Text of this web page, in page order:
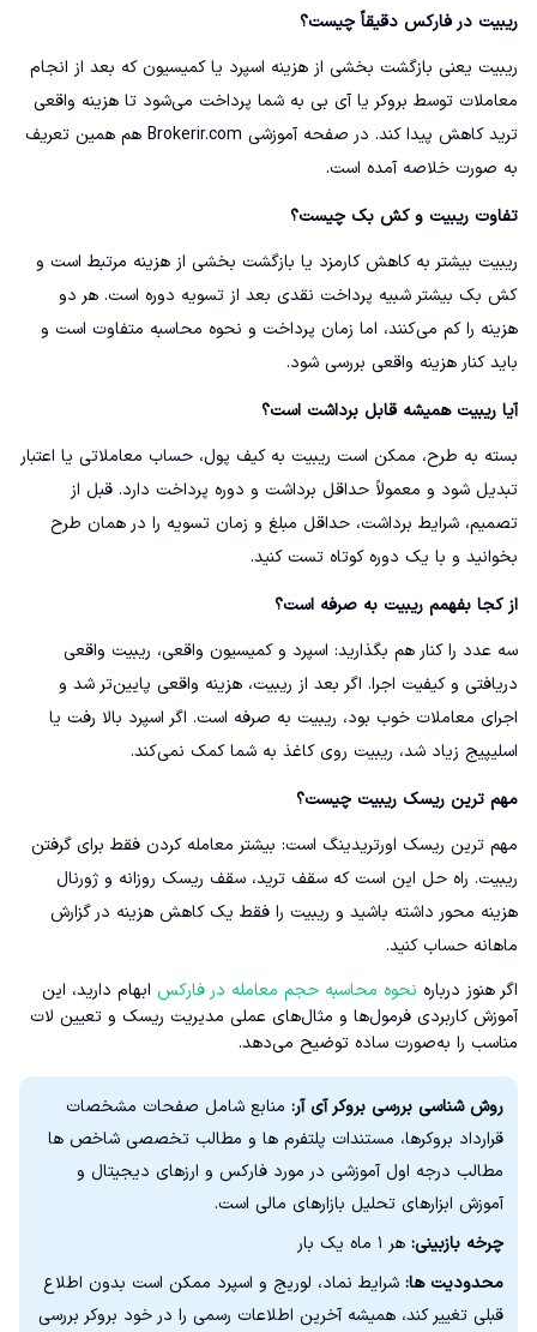
ریبیت در فارکس دقیقاً چیست؟
ریبیت یعنی بازگشت بخشی از هزینه اسپرد یا کمیسیون که بعد از انجام
معاملات توسط بروکر یا آی بی به شما پرداخت می‌شود تا هزینه واقعی
ترید کاهش پیدا کند. در صفحه آموزشی Brokerir.com هم همین تعریف
به صورت خلاصه آمده است.
تفاوت ریبیت و کش بک چیست؟
ریبیت بیشتر به کاهش کارمزد یا بازگشت بخشی از هزینه مرتبط است و
کش بک بیشتر شبیه پرداخت نقدی بعد از تسویه دوره است. هر دو
هزینه را کم می‌کنند، اما زمان پرداخت و نحوه محاسبه متفاوت است و
باید کنار هزینه واقعی بررسی شود.
آیا ریبیت همیشه قابل برداشت است؟
بسته به طرح، ممکن است ریبیت به کیف پول، حساب معاملاتی یا اعتبار
تبدیل شود و معمولاً حداقل برداشت و دوره پرداخت دارد. قبل از
تصمیم، شرایط برداشت، حداقل مبلغ و زمان تسویه را در همان طرح
بخوانید و با یک دوره کوتاه تست کنید.
از کجا بفهمم ریبیت به صرفه است؟
سه عدد را کنار هم بگذارید: اسپرد و کمیسیون واقعی، ریبیت واقعی
دریافتی و کیفیت اجرا. اگر بعد از ریبیت، هزینه واقعی پایین‌تر شد و
اجرای معاملات خوب بود، ریبیت به صرفه است. اگر اسپرد بالا رفت یا
اسلیپیج زیاد شد، ریبیت روی کاغذ به شما کمک نمی‌کند.
مهم ترین ریسک ریبیت چیست؟
مهم ترین ریسک اورتریدینگ است: بیشتر معامله کردن فقط برای گرفتن
ریبیت. راه حل این است که سقف ترید، سقف ریسک روزانه و ژورنال
هزینه محور داشته باشید و ریبیت را فقط یک کاهش هزینه در گزارش
ماهانه حساب کنید.
اگر هنوز درباره نحوه محاسبه حجم معامله در فارکس ابهام دارید، این
آموزش کاربردی فرمول‌ها و مثال‌های عملی مدیریت ریسک و تعیین لات
مناسب را به‌صورت ساده توضیح می‌دهد.
روش شناسی بررسی بروکر آی آر: منابع شامل صفحات مشخصات
قرارداد بروکرها، مستندات پلتفرم ها و مطالب تخصصی شاخص ها
مطالب درجه اول آموزشی در مورد فارکس و ارزهای دیجیتال و
آموزش ابزارهای تحلیل بازارهای مالی است.
چرخه بازبینی: هر ۱ ماه یک بار
محدودیت ها: شرایط نماد، لوریج و اسپرد ممکن است بدون اطلاع
قبلی تغییر کند، همیشه آخرین اطلاعات رسمی را در خود بروکر بررسی